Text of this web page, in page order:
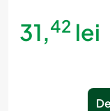
31,42 lei